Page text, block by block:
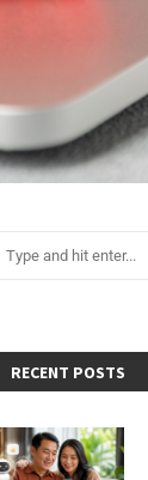
RECENT POSTS